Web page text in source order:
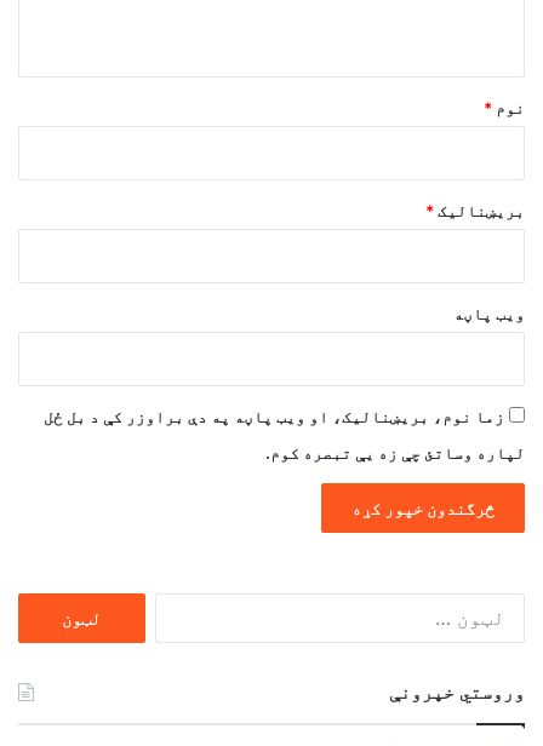
نوم *
بریښنالیک *
ویب پاڼه
زما نوم، بریښنالیک، او ویب پاڼه په دې براوزر کې د بل ځل
لپاره وساتئ چې زه یې تبصره کوم.
وروستي خپرونې